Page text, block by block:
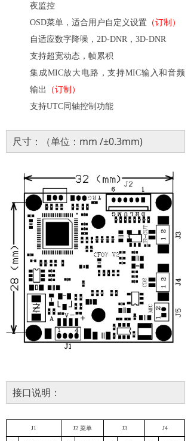
夜监控
OSD菜单，适合用户自定义设置 （订制）
自适应数字降噪， 2D-DNR ， 3D-DNR
支持超宽动态，帧累积
集成MIC放大电路，支持MIC输入和音频
输出
（订制）
支持UTC 同轴控制功能
尺寸：（单位：mm /±0.3mm)
接口说明：
J1 J2 菜单 J3 J4